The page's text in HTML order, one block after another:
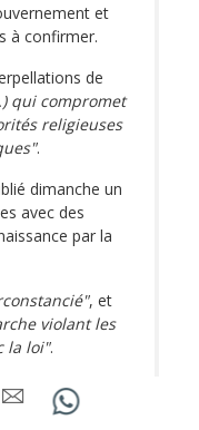
et
à confirmer.
de
qui compromet
religieuses
.
dimanche un
avec des
par la
, et
violant les
la loi".